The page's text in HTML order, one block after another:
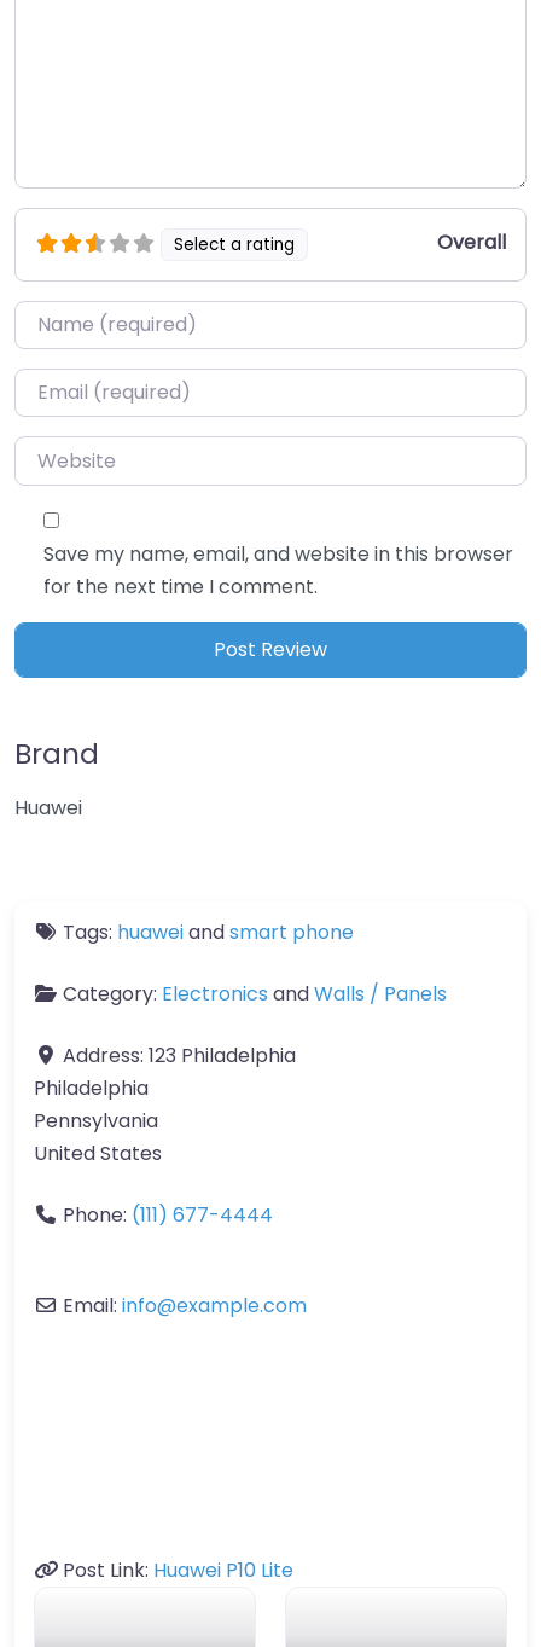
Select a rating Overall
Name*
Email*
Website
Save my name, email, and website in this browser
for the next time I comment.
Brand
Huawei
Tags: huaweiandsmart phone
Category: Electronics andWalls / Panels
Address: 123 Philadelphia
Philadelphia
Pennsylvania
United States
Phone: (111) 677-4444
Email: info@example.com
Post Link: Huawei P10 Lite